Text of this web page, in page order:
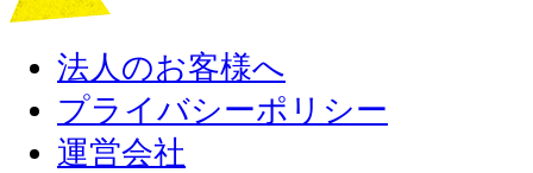
法人のお客様へ
プライバシーポリシー
運営会社